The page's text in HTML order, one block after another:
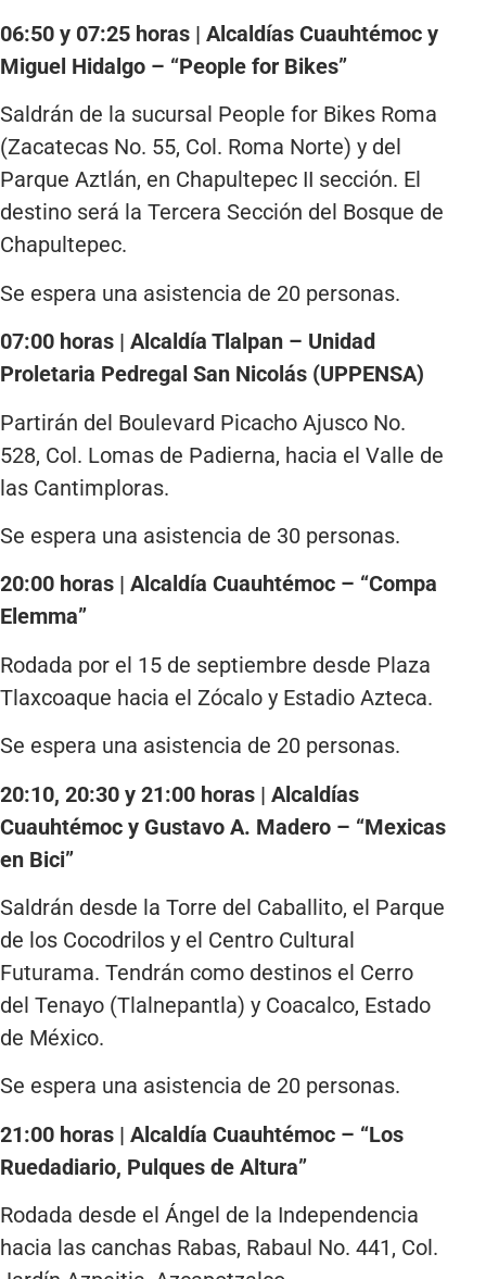
06:50 y 07:25 horas | Alcaldías Cuauhtémoc y
Miguel Hidalgo – “People for Bikes”
Saldrán de la sucursal People for Bikes Roma
(Zacatecas No. 55, Col. Roma Norte) y del
Parque Aztlán, en Chapultepec II sección. El
destino será la Tercera Sección del Bosque de
Chapultepec.
Se espera una asistencia de 20 personas.
07:00 horas | Alcaldía Tlalpan – Unidad
Proletaria Pedregal San Nicolás (UPPENSA)
Partirán del Boulevard Picacho Ajusco No.
528, Col. Lomas de Padierna, hacia el Valle de
las Cantimploras.
Se espera una asistencia de 30 personas.
20:00 horas | Alcaldía Cuauhtémoc – “Compa
Elemma”
Rodada por el 15 de septiembre desde Plaza
Tlaxcoaque hacia el Zócalo y Estadio Azteca.
Se espera una asistencia de 20 personas.
20:10, 20:30 y 21:00 horas | Alcaldías
Cuauhtémoc y Gustavo A. Madero – “Mexicas
en Bici”
Saldrán desde la Torre del Caballito, el Parque
de los Cocodrilos y el Centro Cultural
Futurama. Tendrán como destinos el Cerro
del Tenayo (Tlalnepantla) y Coacalco, Estado
de México.
Se espera una asistencia de 20 personas.
21:00 horas | Alcaldía Cuauhtémoc – “Los
Ruedadiario, Pulques de Altura”
Rodada desde el Ángel de la Independencia
hacia las canchas Rabas, Rabaul No. 441, Col.